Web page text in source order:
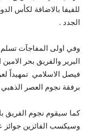
الجدد .
وفي اولى المفاجآت تسلم
البرير والفريق بحر
فيصل الاسلامي تمهيداً
برفقة نجوم العصر
كما سيقوم نجوم الفريق
وسيكسب الفائزين